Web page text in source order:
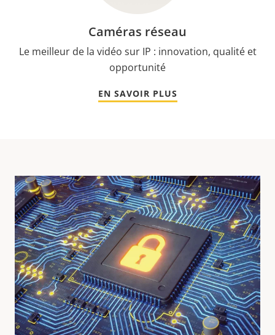
Caméras réseau
Le meilleur de la vidéo sur IP : innovation, qualité et
opportunité
EN SAVOIR PLUS